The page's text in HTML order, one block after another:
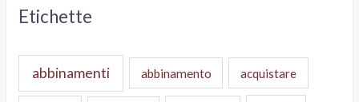
Etichette
abbinamenti abbinamento acquistare